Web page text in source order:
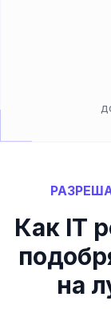
Как IT
на